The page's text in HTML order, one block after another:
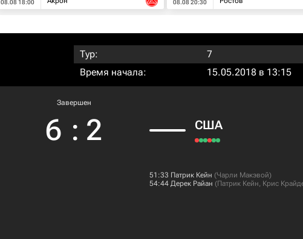
08.08 18:00 08.08 20:30
Тур:
7
Время начала:
15.05.2018 в 13:15
Завершен
6 : 2 США
51:33 Патрик Кейн (Чарли Макэвой)
54:44 Дерек Райан (Патрик Кейн, Крис